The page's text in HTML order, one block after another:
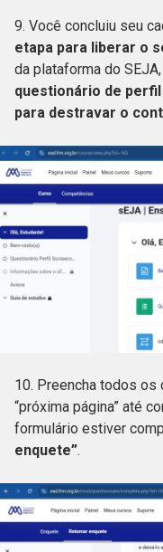
9. Você concluiu seu
etapa para liberar o
da plataforma do
questionário de
para destravar o
10. Preencha todos
“próxima página” até
formulário estiver
enquete”.